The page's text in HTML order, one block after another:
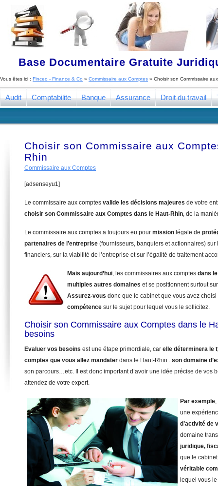
Base Documentaire Gratuite
Vous êtes ici : Finceo - Finance & Co » Commissaire aux Comptes » Choisir son Commissaire
Audit Comptabilite Banque Assurance Droit du travail
Choisir son Commissaire aux
Rhin
Commissaire aux Comptes
[adsenseyu1]
Le commissaire aux comptes valide les décisions majeures de votre
choisir son Commissaire aux Comptes dans le Haut-Rhin, de la
Le commissaire aux comptes a toujours eu pour mission légale de
partenaires de l’entreprise (fournisseurs, banquiers et actionnaires) sur
financiers, sur la viabilité de l’entreprise et sur l’égalité de traitement
Mais aujourd’hui, les commissaires aux comptes dans
multiples autres domaines et se positionnent surtout
Assurez-vous donc que le cabinet que vous avez
compétence sur le sujet pour lequel vous le sollicitez.
Choisir son Commissaire aux Comptes dans le
besoins
Evaluer vos besoins est une étape primordiale, car elle déterminera le
comptes que vous allez mandater dans le Haut-Rhin : son domaine
son parcours…etc. Il est donc important d’avoir une idée précise de vos
attendez de votre expert.
Par exemple
une
d’activité de
domaine
juridique,
que le
véritable
lequel vous